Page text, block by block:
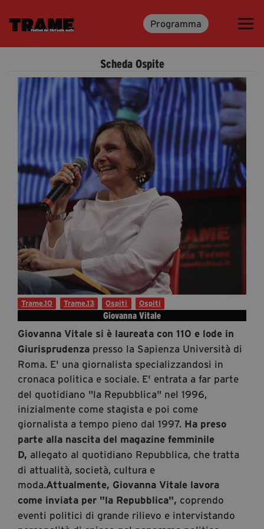
Programma
Trame.15
Libri
Media & Press
News & Kit
Accrediti Stampa
Cartella Stampa
Rassegna Stampa
Partecipa
Diventa Partner
Dona
Fondazione Trame
Chi Siamo
Civico Trame
#Trameascuola
Visioni Civiche
Mostra 3D - Visioni Civiche
Il Diritto di Essere
Archivio Storico
Contatti
Scheda Ospite
Giovanna Vitale
Giovanna Vitale si è laureata con 110 e lode in
Giurisprudenza presso la Sapienza Università di
Roma. E' una giornalista specializzandosi in
cronaca politica e sociale. E' entrata a far parte
del quotidiano "la Repubblica" nel 1996,
inizialmente come stagista e poi come
giornalista a tempo pieno dal 1997. Ha preso
parte alla nascita del magazine femminile
D, allegato al quotidiano Repubblica, che tratta
di attualità, società, cultura e
moda.Attualmente, Giovanna Vitale lavora
come inviata per "la Repubblica", coprendo
eventi politici di grande rilievo e intervistando
Trame.10 Trame.13 Ospiti Ospiti